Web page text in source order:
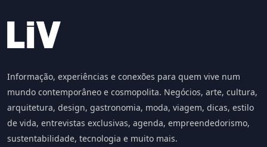
Informação, experiências e conexões para quem vive num
mundo contemporâneo e cosmopolita. Negócios, arte, cultura,
arquitetura, design, gastronomia, moda, viagem, dicas, estilo
de vida, entrevistas exclusivas, agenda, empreendedorismo,
sustentabilidade, tecnologia e muito mais.